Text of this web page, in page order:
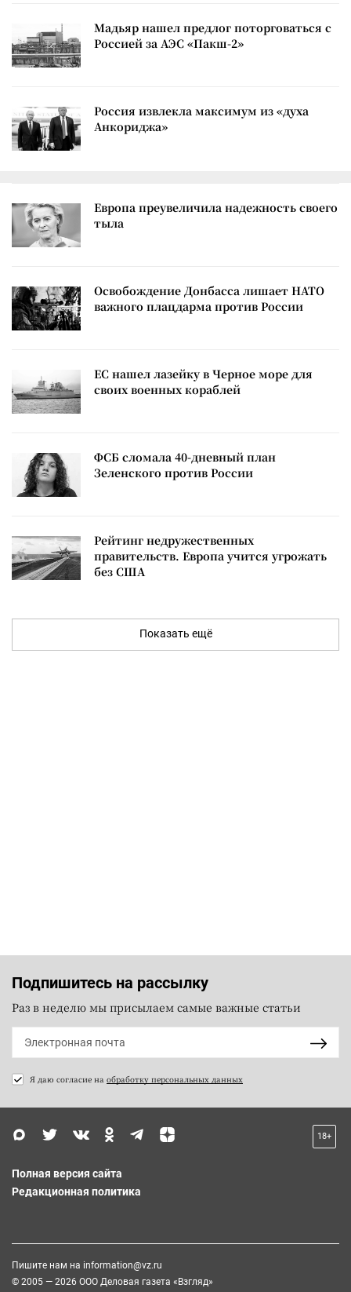
Мадьяр нашел предлог поторговаться с
Россией за АЭС «Пакш-2»
Россия извлекла максимум из «духа
Анкориджа»
Европа преувеличила надежность своего
тыла
Освобождение Донбасса лишает НАТО
важного плацдарма против России
ЕС нашел лазейку в Черное море для
своих военных кораблей
ФСБ сломала 40-дневный план
Зеленского против России
Рейтинг недружественных
правительств. Европа учится угрожать
без США
Показать ещё
Подпишитесь на рассылку
Раз в неделю мы присылаем самые важные статьи
Я даю согласие на обработку персональных данных
18+
Полная версия сайта
Редакционная политика
Пишите нам на information@vz.ru
© 2005 — 2026 ООО Деловая газета «Взгляд»